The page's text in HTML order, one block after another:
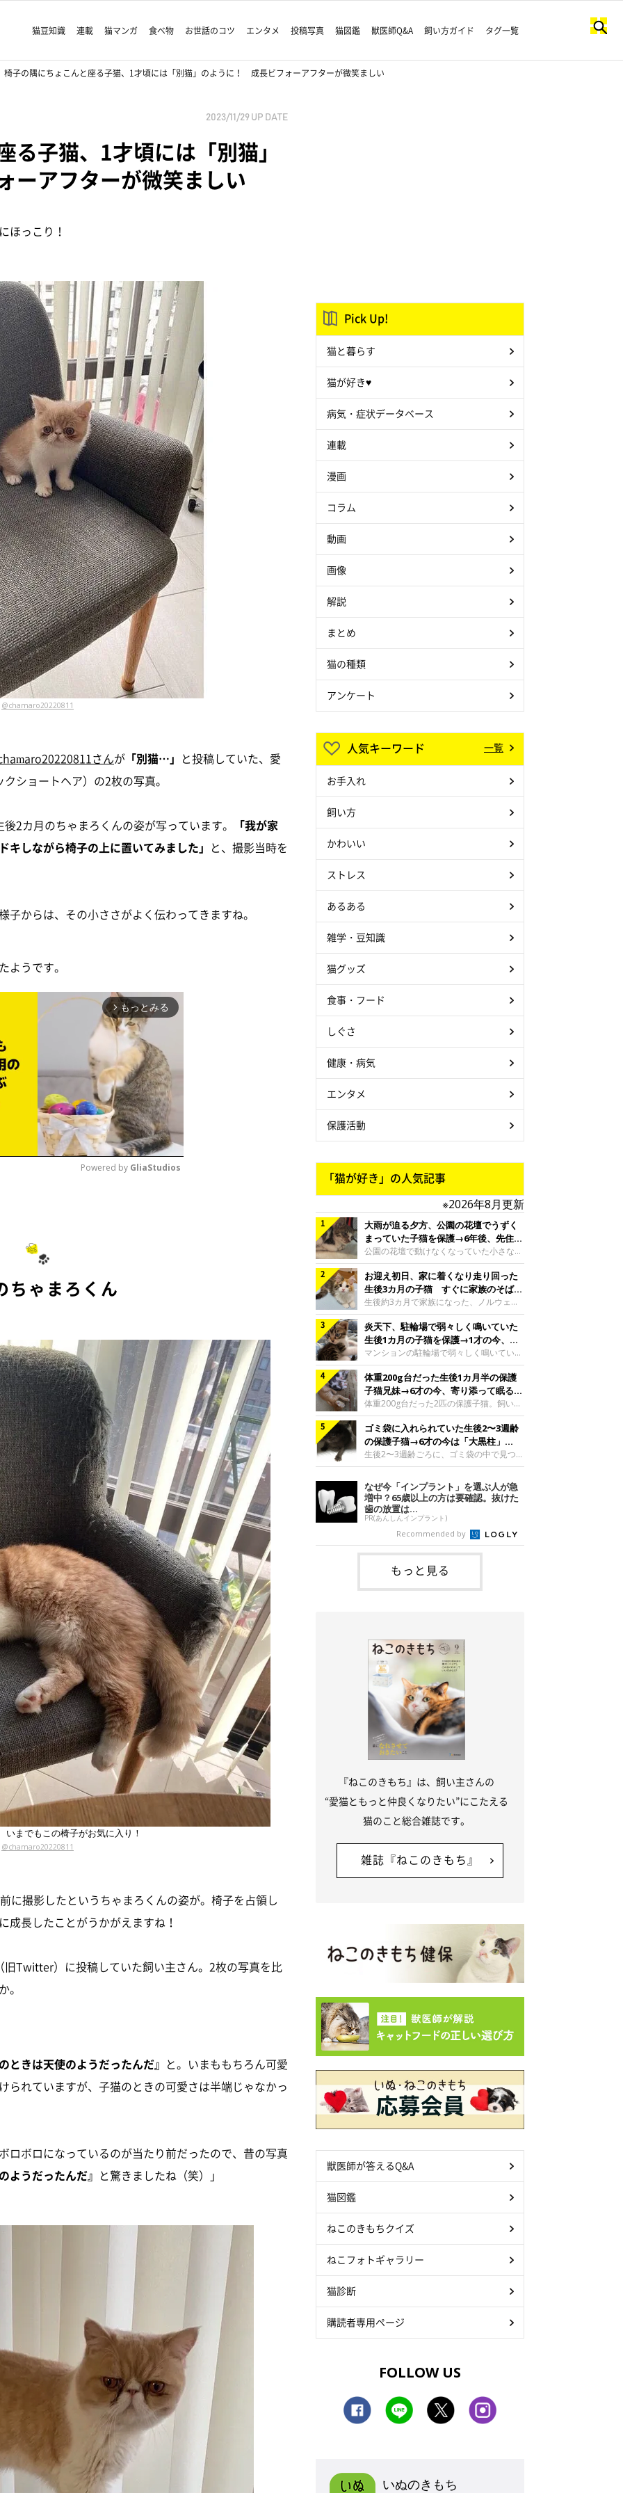
猫豆知識 連載 猫マンガ 食べ物 お世話のコツ エンタメ 投稿写真 猫図鑑 獣医師Q&A 飼い方ガイド タグ一覧
椅子の隅にちょこんと座る子猫、1才頃には「別猫」のように！ 成長ビフォーアフターが微笑ましい
2023/11/29 UP DATE
子猫、1才頃には「別猫」
アフターが微笑ましい
ほっこり！
@chamaro20220811
さんが 「別猫…」 と投稿していた、愛
ショートヘア）の2枚の写真。
2カ月のちゃまろくんの姿が写っています。
「我が家
しながら椅子の上に置いてみました」 と、撮影当時を
からは、その小ささがよく伝わってきますね。
ようです。
arrow_forward_ios もっとみる
Powered by GliaStudios
ちゃまろくん
いまでもこの椅子がお気に入り！
@chamaro20220811
に撮影したというちゃまろくんの姿が。椅子を占領し
成長したことがうかがえますね！
Twitter）に投稿していた飼い主さん。2枚の写真を比
。
きは天使のようだったんだ』 と。いまももちろん可愛
られていますが、子猫のときの可愛さは半端じゃなかっ
ロボロになっているのが当たり前だったので、昔の写真
ようだったんだ』 と驚きましたね（笑）」
Pick Up!
猫と暮らす
猫が好き♥
病気・症状データベース
連載
漫画
コラム
動画
画像
解説
まとめ
猫の種類
アンケート
人気キーワード 一覧
お手入れ
飼い方
かわいい
ストレス
あるある
雑学・豆知識
猫グッズ
食事・フード
しぐさ
健康・病気
エンタメ
保護活動
「猫が好き」の人気記事
※2026年8月更新
大雨が迫る夕方、公園の花壇でうずく
まっていた子猫を保護→6年後、先住猫
と“姉妹”のような関係に
公園の花壇で動けなくなっていた小さな子
猫。家族に迎えられてから6年、先住猫と
の間には深い絆が育まれていました。保護
当時のティダちゃん。
@muumuu62197189紹介するのは、
X（旧Twitter）ユーザー
@muumuu62197189さんの愛猫・ティダ
ちゃん（取材時6才）の成長記録です。こ
ちらは、生後3カ月ごろのティダちゃん。
飼い主さんが出会ったのは、夜から大雨に
なると予報されていた日の夕方でした。花
壇で動けずにいた子猫保護したばかりのテ
ィダちゃん。@muumuu62197189飼い主
さんは、公園の
お迎え初日、家に着くなり走り回った
生後3カ月の子猫 すぐに家族のそばで
落ち着く姿に「迎えてよかった」
生後約3カ月で家族になった、ノルウェー
ジャンフォレストキャットの子猫。お迎え
翌日には、すでに家でくつろぐ様子を見せ
ていました。お迎え翌日、ベッドでうとう
とするむうちゃんお迎え翌日のむうちゃ
ん。@umimugi0304紹介するのは、
Instagramユーザー@umimugi0304さんの
愛猫・むうちゃん（撮影時、生後約3カ月
／ノルウェージャンフォレストキャッ
ト）。こちらは、お迎え翌日に撮影された
一枚。ゴハンをお腹いっぱい食べたむうち
ゃんは眠くなり、飼い主さん夫婦のベッド
でうとうとし始めたのだとか。飼い主さ
炎天下、駐輪場で弱々しく鳴いていた
生後1カ月の子猫を保護→1才の今、筋
肉質でツンデレなコに成長
マンションの駐輪場で弱々しく鳴いてい
た、生後1カ月ほどの子猫。家族に迎えら
れてから1年、体も行動も大きく成長しま
した。炎天下の駐輪場で鳴いていた小さな
子猫保護当時のモモちゃん。@Kingponzu
紹介するのは、X（旧Twitter）ユーザー
@Kingponzuさんの愛猫・モモちゃん（取
材時1才）の成長記録です。こちらは、モ
モちゃんが生後1カ月ごろに撮影された一
枚。飼い主さんの自宅マンションの駐輪場
です。子猫時代のモモちゃん。
@Kingponzuその日は気温が35℃を
体重200g台だった生後1カ月半の保護
子猫兄妹→6才の今、寄り添って眠る姿
にほっこり！
体重200g台だった2匹の保護子猫。飼い主
さんの家族になってから6年、ともに成長
するなかで、2匹の関係にも少しずつ変化
が見られました。家族になったばかりの小
さな兄妹猫（写真上から）妹猫・てんちゃ
ん、兄猫・ラムくん。@ten_ramu紹介す
るのは、X（旧Twitter）ユーザー
@ten_ramuさんの愛猫・ラムくんとてん
ちゃん（ともに取材時6才）の成長記録で
す。この写真は、お迎えして間もない生後
1カ月半ごろの2匹。当時、ラムくんは260
グラム、てんちゃんは209グラムと、どち
らもとても小さな体でした。2匹
ゴミ袋に入れられていた生後2〜3週齢
の保護子猫→6才の今は「大黒柱」
に！ 美しい黒猫に成長した姿にグッ
とくる
生後2〜3週齢ごろに、ゴミ袋の中で見つか
った小さな命。ミルクから育てられたその
子猫は今、家族に欠かせない存在へと成長
しました。ゴミ袋の中で見つかった、ミニ
モグラのような子猫よちよち歩きをしてい
たころの、生後2〜3週齢ごろのドンちゃ
ん。@doddou_1今回紹介するのは、
X（旧Twitter）ユーザー@doddou_1さん
の愛猫・ドンちゃん（取材時、推定6才／
本名：ドミトリー・ドンスコイ）。ドンち
ゃんは、保護猫でした。ドンちゃんが見つ
かったのは、飼い主さんの姉の勤め先の敷
なぜ今「インプラント」を選ぶ人が急
増中？65歳以上の方は要確認。抜けた
歯の放置は...
PR(あんしんインプラント)
Recommended by
もっと見る
『ねこのきもち』は、飼い主さんの
“愛猫ともっと仲良くなりたい”にこたえる
猫のこと総合雑誌です。
雑誌『ねこのきもち』
獣医師が答えるQ&A
猫図鑑
ねこのきもちクイズ
ねこフォトギャラリー
猫診断
購読者専用ページ
FOLLOW US
いぬのきもち